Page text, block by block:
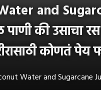
and
पाणी की उसाचा
कोणतं पेय
Water and Sugarcane